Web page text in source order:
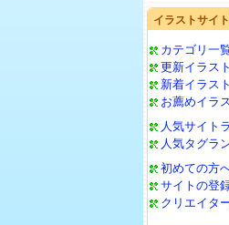
イラストサイ
カテゴリ一
更新イラス
新着イラス
お薦めイラ
人気サイト
人気タグラ
初めての方
サイトの登
クリエイタ